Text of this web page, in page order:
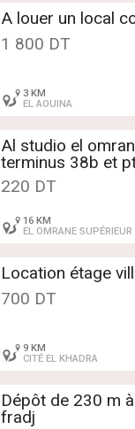
A louer un local
1 800 DT
3 KM
EL AOUINA
Al studio el
terminus 38b et
220 DT
16 KM
EL OMRANE SUPÉRIEUR
Location étage
700 DT
9 KM
CITÉ EL KHADRA
Dépôt de 230 m
fradj